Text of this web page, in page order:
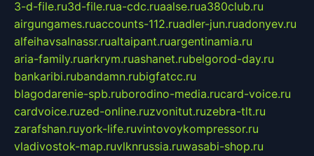
3-d-file.ru3d-file.rua-cdc.ruaalse.rua380club.ru
airgungames.ruaccounts-112.ruadler-jun.ruadonyev.ru
alfeihavsalnassr.rualtaipant.ruargentinamia.ru
aria-family.ruarkrym.ruashanet.rubelgorod-day.ru
bankaribi.rubandamn.rubigfatcc.ru
blagodarenie-spb.ruborodino-media.rucard-voice.ru
cardvoice.ruzed-online.ruzvonitut.ruzebra-tlt.ru
zarafshan.ruyork-life.ruvintovoykompressor.ru
vladivostok-map.ruvlknrussia.ruwasabi-shop.ru